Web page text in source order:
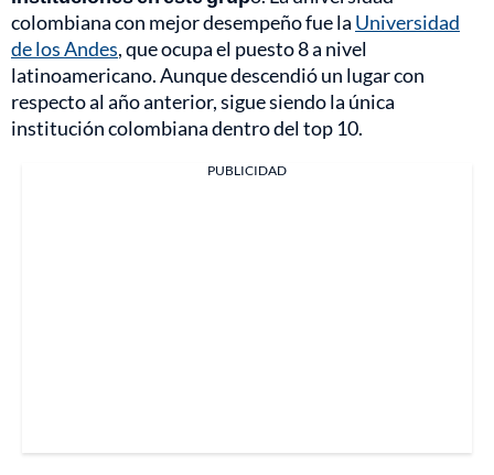
colombiana con mejor desempeño fue la Universidad
de los Andes, que ocupa el puesto 8 a nivel
latinoamericano. Aunque descendió un lugar con
respecto al año anterior, sigue siendo la única
institución colombiana dentro del top 10.
PUBLICIDAD